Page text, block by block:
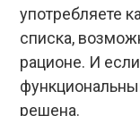
употребляете
списка,
рационе. И
решена.